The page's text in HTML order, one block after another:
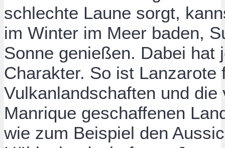
schlechte Laune sorgt,
im Winter im Meer baden,
Sonne genießen. Dabei hat
Charakter. So ist Lanzarote
Vulkanlandschaften und
Manrique geschaffenen
wie zum Beispiel den